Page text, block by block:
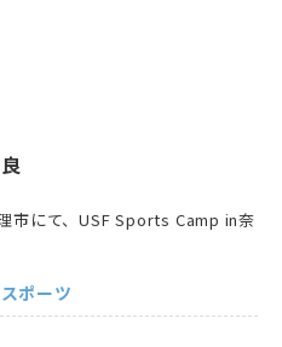
市にて、USF Sports Camp in奈
ポーツ